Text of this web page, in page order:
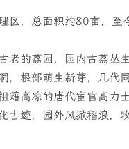
区，总面积约80亩，至
老的荔园，园内古荔丛
，根部萌生新芽，几代
籍高凉的唐代宦官高力
古迹，园外风掀稻浪，